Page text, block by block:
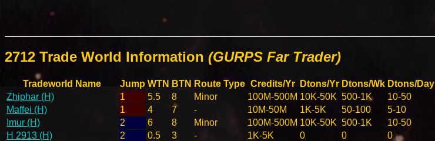
2712 Trade World Information (GURPS Far Trader)
Tradeworld Name Jump WTN BTN Route Type Credits/Yr Dtons/Yr Dtons/Wk Dtons/Day
Zhiphar (H)
1 5.5 8 Minor 100M-500M 10K-50K 500-1K 10-50
Maffei (H)
1 4 7 - 10M-50M 1K-5K 50-100 5-10
Imur (H)
2 6 8 Minor 100M-500M 10K-50K 500-1K 10-50
H 2913 (H)
2 0.5 3 - 1K-5K 0 0 0